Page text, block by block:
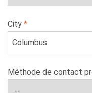
City
Méthode de contact